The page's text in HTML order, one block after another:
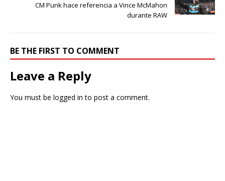
CM Punk hace referencia a Vince McMahon
durante RAW
BE THE FIRST TO COMMENT
Leave a Reply
You must be logged in to post a comment.